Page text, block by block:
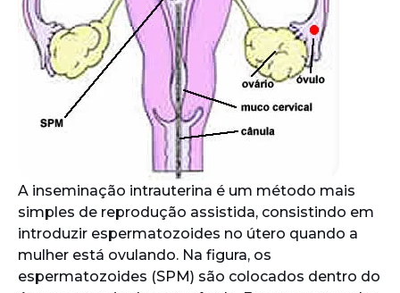
A inseminação intrauterina é um método mais
simples de reprodução assistida, consistindo em
introduzir espermatozoides no útero quando a
mulher está ovulando. Na figura, os
espermatozoides (SPM) são colocados dentro do